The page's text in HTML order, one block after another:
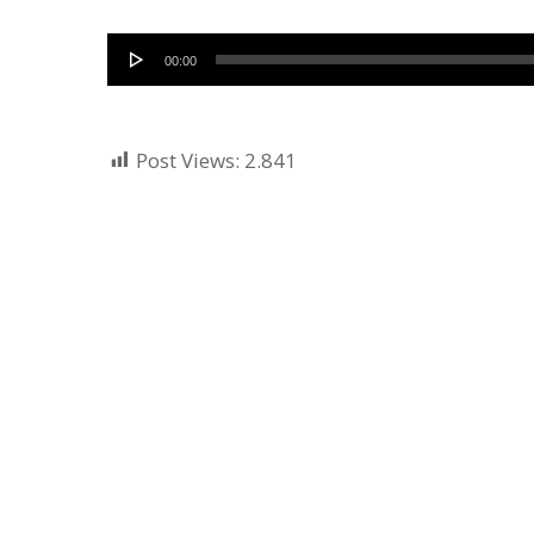
Audio
Player
00:00
Post Views: 2.841